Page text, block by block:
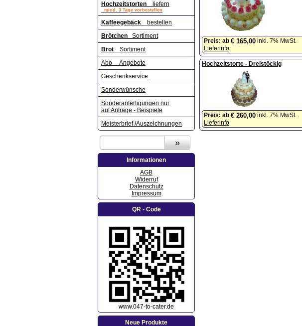
Hochzeitstorten liefern
mind. 3 Tage vorbestellen
Kaffeegebäck bestellen
Brötchen
Sortiment
Brot Sortiment
Abo Angebote
Geschenkservice
Sonderwünsche
Sonderanfertigungen nur
auf Anfrage - Beispiele
Meisterbrief /Auszeichnungen
Informationen
AGB
Widerruf
Datenschutz
Impressum
QR - Code
www.047-to-cater.de
Neue Produkte
Preis: ab € 165,00 inkl. 7% MwSt.
Lieferinfo
Hochzeitstorte - Dreistöckig
Preis: ab € 260,00 inkl. 7% MwSt.
Lieferinfo